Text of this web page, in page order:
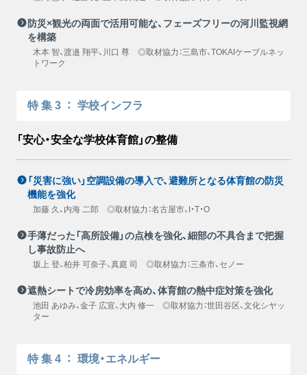
防災×観光の両面で活用可能な、フェーズフリーの河川監視網
を構築
木本 智、渡邉 翔平、川口 尊 ◎取材協力：三島市、TOKAIケーブルネッ
トワーク
特集3 ： 学校インフラ
「安心・安全な学校体育館」の整備
「災害に強い」空調設備の導入で、避難所となる体育館の防災
機能を強化
加藤 久、内海 二郎 ◎取材協力：名古屋市、I・T・O
手薄だった「高所設備」の点検を強化、細部の不具合まで把握
し事故防止へ
坂上 登、柏井 可奈子、真庭 司 ◎取材協力：三条市、セノー
遮熱シートで冷房効率を高め、体育館の熱中症対策を強化
池田 あゆみ、金子 広宣、大内 修一 ◎取材協力：世田谷区、文化シヤッ
ター
特集4 ： 環境・エネルギー